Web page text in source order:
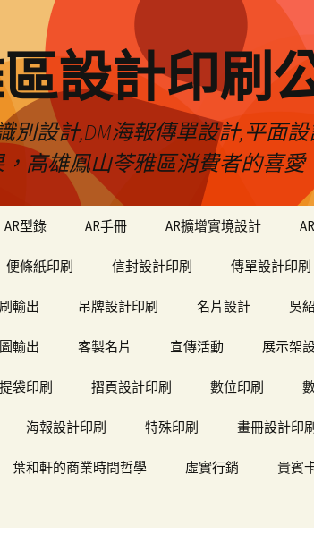
設計印刷
別設計,DM海報傳單設計,平面
高雄鳳山苓雅區消費者的喜愛
AR型錄 AR手冊 AR擴增實境設計
便條紙印刷 信封設計印刷 傳單設計印刷
輸出 吊牌設計印刷 名片設計 吳
輸出 客製名片 宣傳活動 展示架
袋印刷 摺頁設計印刷 數位印刷
海報設計印刷 特殊印刷 畫冊設計印
葉和軒的商業時間哲學 虛實行銷 貴賓